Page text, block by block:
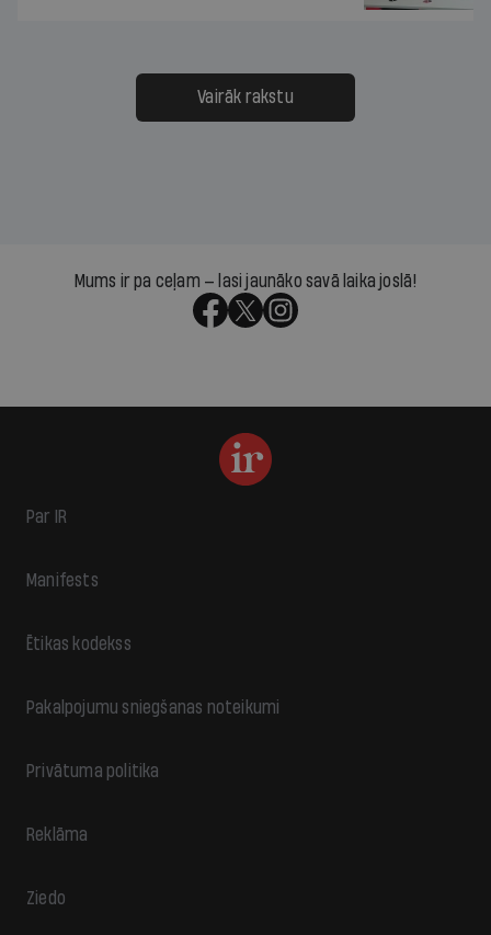
Vairāk rakstu
Mums ir pa ceļam — lasi jaunāko savā laika joslā!
Par IR
Manifests
Ētikas kodekss
Pakalpojumu sniegšanas noteikumi
Privātuma politika
Reklāma
Ziedo